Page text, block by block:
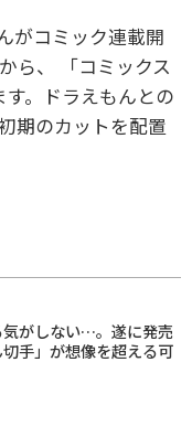
がコミック連載開
ら、 「コミックス
。ドラえもんとの
期のカットを配置
気がしない…。遂に発売
手」が想像を超える可